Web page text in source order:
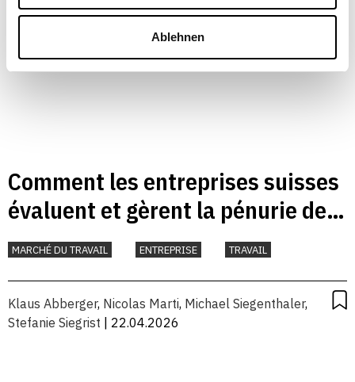
Ablehnen
Comment les entreprises suisses
évaluent et gèrent la pénurie de
main-d’œuvre
MARCHÉ DU TRAVAIL ENTREPRISE TRAVAIL
Klaus Abberger, Nicolas Marti, Michael Siegenthaler,
Stefanie Siegrist | 22.04.2026